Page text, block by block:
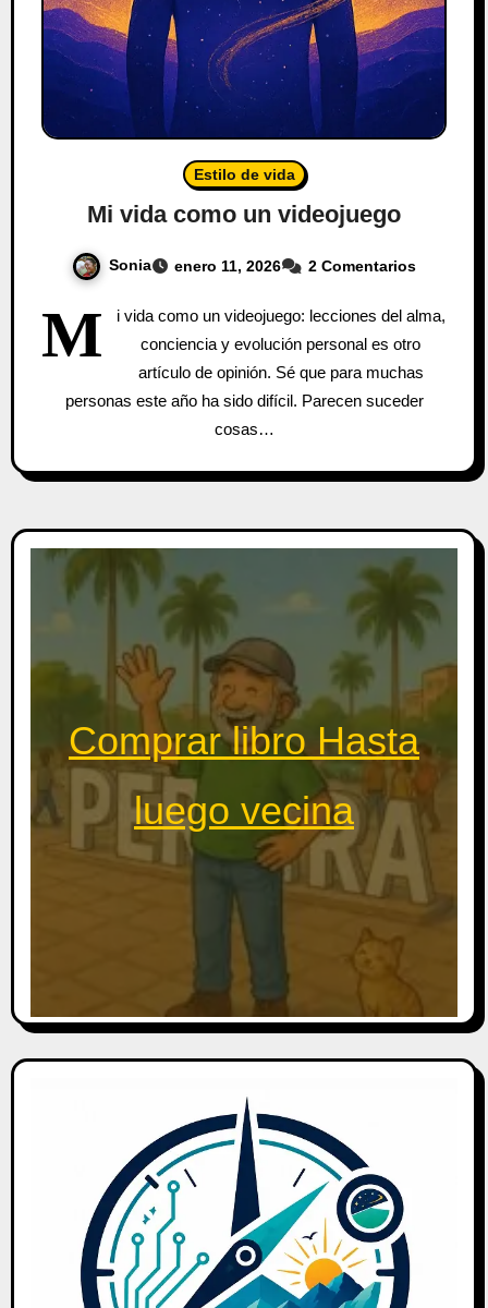
Estilo de vida
Mi vida como un videojuego
Sonia enero 11, 2026 2 Comentarios
M
i vida como un videojuego: lecciones del alma,
conciencia y evolución personal es otro
artículo de opinión. Sé que para muchas
personas este año ha sido difícil. Parecen suceder
cosas…
Comprar libro Hasta
luego vecina